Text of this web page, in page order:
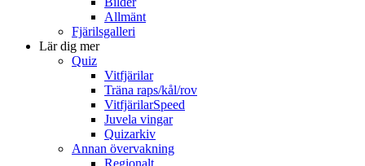
Allmänt
Fjärilsgalleri
Lär dig mer
Quiz
Vitfjärilar
Träna raps/kål/rov
VitfjärilarSpeed
Juvela vingar
Quizarkiv
Annan övervakning
Regionalt